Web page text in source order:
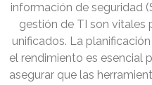
información de seguridad
gestión de TI son vitales
unificados. La
el rendimiento es esencial
asegurar que las